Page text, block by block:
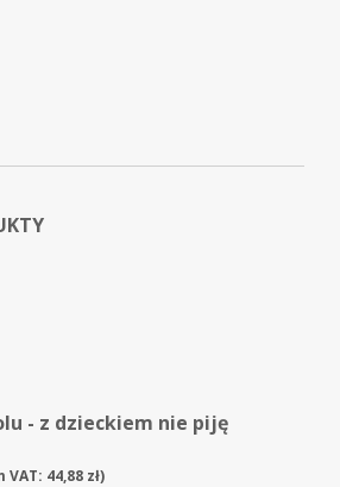
- z dzieckiem nie piję
VAT: 44,88 zł)